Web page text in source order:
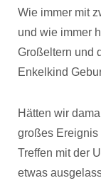
Wie immer mit
und wie immer
Großeltern und
Enkelkind
Hätten wir
großes Ereignis
Treffen mit der
etwas